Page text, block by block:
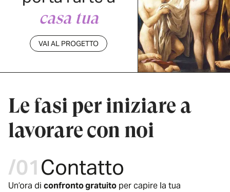
casa tua
VAI AL PROGETTO
Le fasi per iniziare a
lavorare con noi
/01Contatto
Un’ora di confronto gratuito per capire la tua